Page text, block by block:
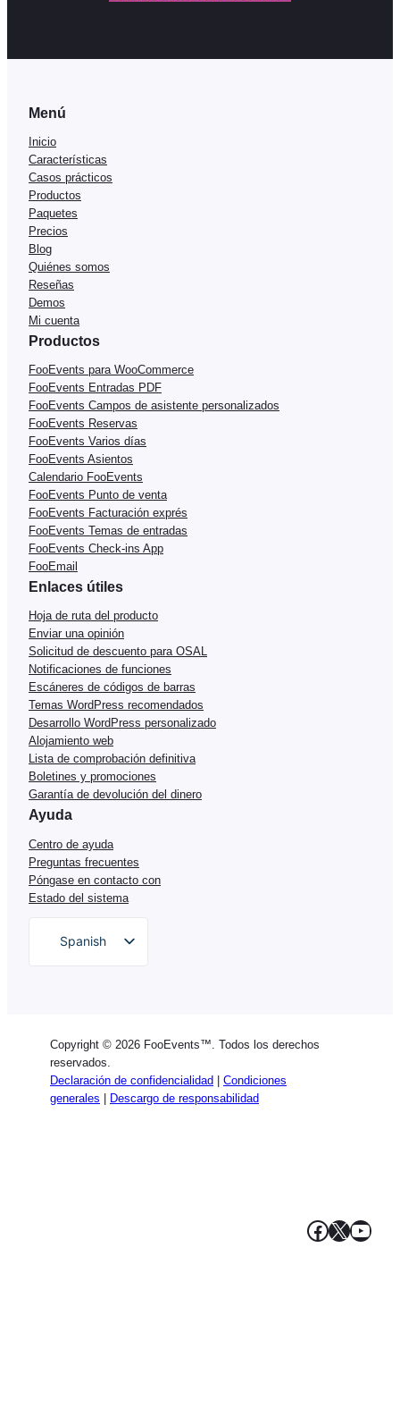
Menú
Inicio
Características
Casos prácticos
Productos
Paquetes
Precios
Blog
Quiénes somos
Reseñas
Demos
Mi cuenta
Productos
FooEvents para WooCommerce
FooEvents Entradas PDF
FooEvents Campos de asistente personalizados
FooEvents Reservas
FooEvents Varios días
FooEvents Asientos
Calendario FooEvents
FooEvents Punto de venta
FooEvents Facturación exprés
FooEvents Temas de entradas
FooEvents Check-ins App
FooEmail
Enlaces útiles
Hoja de ruta del producto
Enviar una opinión
Solicitud de descuento para OSAL
Notificaciones de funciones
Escáneres de códigos de barras
Temas WordPress recomendados
Desarrollo WordPress personalizado
Alojamiento web
Lista de comprobación definitiva
Boletines y promociones
Garantía de devolución del dinero
Ayuda
Centro de ayuda
Preguntas frecuentes
Póngase en contacto con
Estado del sistema
Spanish
English
Italian
Portuguese
Copyright © 2026 FooEvents™. Todos los derechos
reservados.
Declaración de confidencialidad
Condiciones
generales
Descargo de responsabilidad
Facebook
X